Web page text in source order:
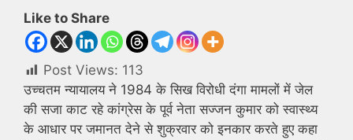
Like to Share
Post Views: 113
उच्चतम न्यायालय ने 1984 के सिख विरोधी दंगा मामलों में जेल
की सजा काट रहे कांग्रेस के पूर्व नेता सज्जन कुमार को स्वास्थ्य
के आधार पर जमानत देने से शुक्रवार को इनकार करते हुए कहा